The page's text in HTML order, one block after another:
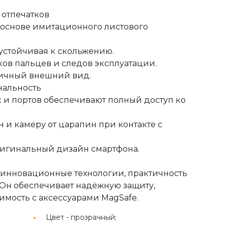
имитационного листового
к скольжению.
пальцев и следов эксплуатации.
внешний вид.
портов обеспечивают полный доступ ко
камеру от царапин при контакте с
дизайн смартфона.
технологии, практичность
обеспечивает надёжную защиту,
с аксессуарами MagSafe.
Цвет - прозрачный;